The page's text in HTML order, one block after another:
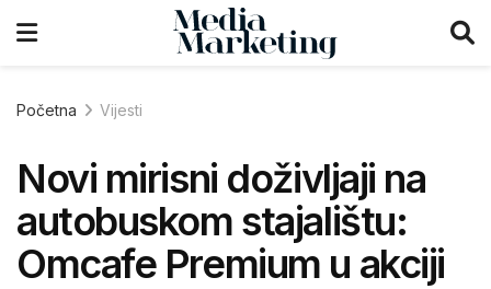
Početna Vijesti
Novi mirisni doživljaji na
autobuskom stajalištu:
Omcafe Premium u akciji